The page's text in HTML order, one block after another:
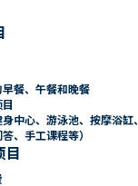
餐、午餐和晚餐
中心、游泳池、按摩浴缸
、手工课程等）
目